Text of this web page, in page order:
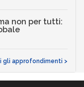
non per tutti:
gli approfondimenti >